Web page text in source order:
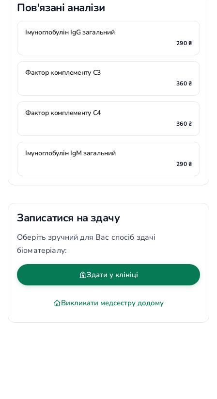
Пов'язані аналізи
Імуноглобулін IgG загальний
290 ₴
Фактор комплементу C3
360 ₴
Фактор комплементу C4
360 ₴
Імуноглобулін IgМ загальний
290 ₴
Записатися на здачу
Оберіть зручний для Вас спосіб здачі
біоматеріалу:
Здати у клініці
Викликати медсестру додому